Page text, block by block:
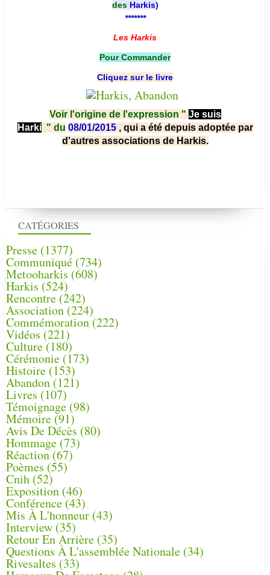
CATÉGORIES
Presse (1377)
Communiqué (734)
Metooharkis (608)
Harkis (524)
Rencontre (242)
Association (224)
Commémoration(222)
Vidéos (221)
Culture(180)
Cérémonie (173)
Histoire (153)
Abandon(121)
Livres (107)
Témoignage (98)
Mémoire (91)
Avis De Décès (80)
Hommage (73)
Réaction(67)
Poèmes (55)
Cnih (52)
Exposition (46)
Conférence(43)
Mis À L'honneur (43)
Interview (35)
Retour En Arrière (35)
Questions À L'assemblée Nationale (34)
Rivesaltes (33)
des Harkis)
*******
Les Harkis
Pour Commander
Cliquez sur le livre
Voir l'origine de l'expression " Je suis
Harki " du 08/01/2015 , qui a été depuis adoptée par
d'autres associations de Harkis.